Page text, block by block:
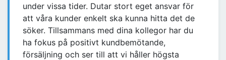
under vissa tider. Dutar stort eget ansvar för
att våra kunder enkelt ska kunna hitta det de
söker. Tillsammans med dina kollegor har du
ha fokus på positivt kundbemötande,
försäljning och ser till att vi håller högsta